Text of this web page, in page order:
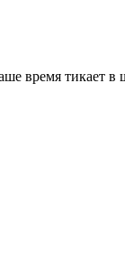
время тикает в